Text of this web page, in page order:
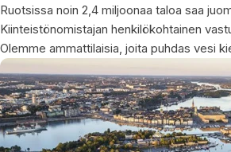
Ruotsissa noin 2,4 miljoonaa taloa saa
Kiinteistönomistajan henkilökohtainen
Olemme ammattilaisia, joita puhdas vesi